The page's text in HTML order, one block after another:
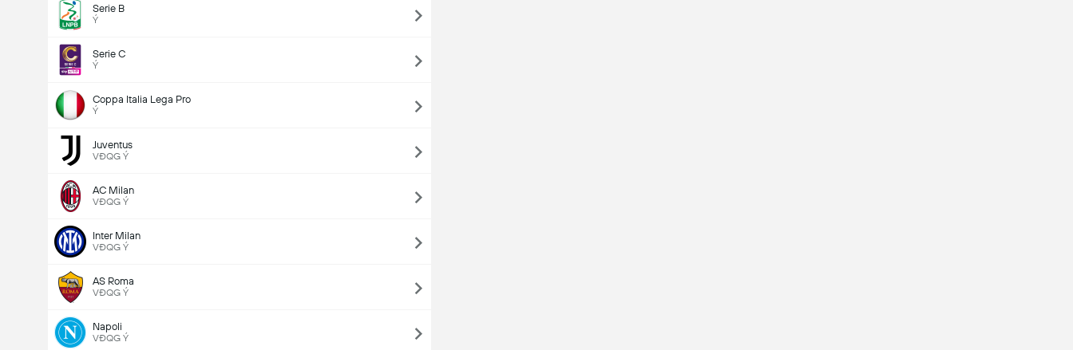
Serie B
Ý
Serie C
Ý
Coppa Italia Lega Pro
Ý
Juventus
VĐQG Ý
AC Milan
VĐQG Ý
Inter Milan
VĐQG Ý
AS Roma
VĐQG Ý
Napoli
VĐQG Ý